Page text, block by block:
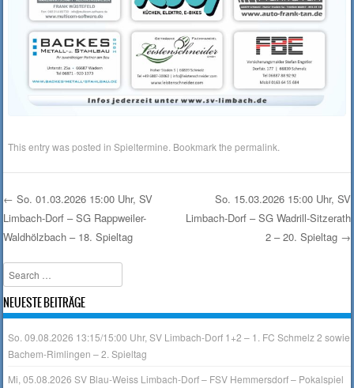
This entry was posted inSpieltermine . Bookmark thepermalink
Post navigation
← So. 01.03.2026 15:00 Uhr, SV
Limbach-Dorf – SG Rappweiler-
Waldhölzbach – 18. Spieltag
So. 15.03.2026 15:00 Uhr, SV
Limbach-Dorf – SG Wadrill-Sitzerath
2 – 20. Spieltag →
Search
NEUESTE BEITRÄGE
So. 09.08.2026 13:15/15:00 Uhr, SV Limbach-Dorf 1+2 – 1. FC Schmelz 2 sowie
Bachem-Rimlingen – 2. Spieltag
Mi, 05.08.2026 SV Blau-Weiss Limbach-Dorf – FSV Hemmersdorf – Pokalspiel